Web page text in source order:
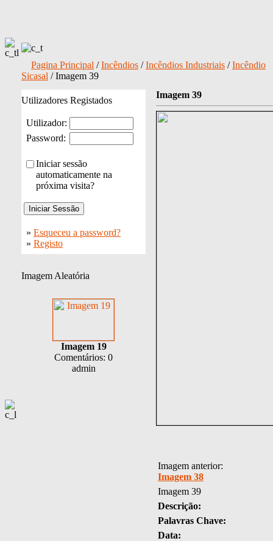
Pagina Principal /Incêndios /Incêndios Industriais /Incêndio
Sicasal / Imagem 39
Utilizadores Registados
Utilizador:
Password:
Iniciar sessão
automaticamente na
próxima visita?
» Esqueceu a password?
» Registo
Imagem Aleatória
Imagem 19
Comentários: 0
admin
Imagem 39
Imagem anterior:
Imagem 38
Imagem 39
Descrição:
Palavras Chave:
Data: